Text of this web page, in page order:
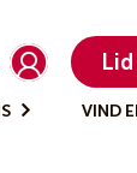
VIND